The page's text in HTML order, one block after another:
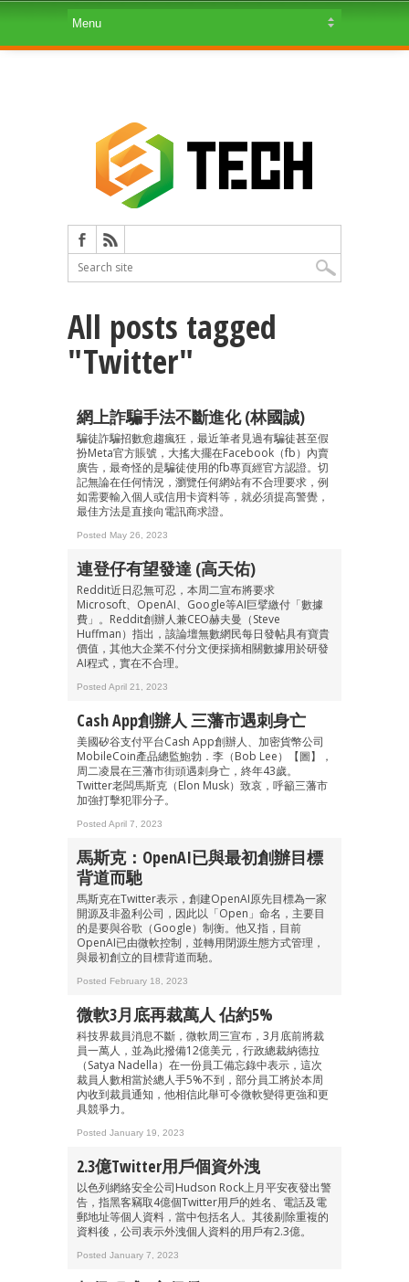
All posts tagged
"Twitter"
網上詐騙手法不斷進化 (林國誠)
騙徒詐騙招數愈趨瘋狂，最近筆者見過有騙徒甚至假
扮Meta官方賬號，大搖大擺在Facebook（fb）內賣
廣告，最奇怪的是騙徒使用的fb專頁經官方認證。切
記無論在任何情況，瀏覽任何網站有不合理要求，例
如需要輸入個人或信用卡資料等，就必須提高警覺，
最佳方法是直接向電訊商求證。
Posted May 26, 2023
連登仔有望發達 (高天佑)
Reddit近日忍無可忍，本周二宣布將要求
Microsoft、OpenAI、Google等AI巨擘繳付「數據
費」。Reddit創辦人兼CEO赫夫曼（Steve
Huffman）指出，該論壇無數網民每日發帖具有寶貴
價值，其他大企業不付分文便採摘相關數據用於研發
AI程式，實在不合理。
Posted April 21, 2023
Cash App創辦人 三藩市遇刺身亡
美國矽谷支付平台Cash App創辦人、加密貨幣公司
MobileCoin產品總監鮑勃．李（Bob Lee）【圖】，
周二凌晨在三藩市街頭遇刺身亡，終年43歲。
Twitter老闆馬斯克（Elon Musk）致哀，呼籲三藩市
加強打擊犯罪分子。
Posted April 7, 2023
馬斯克：OpenAI已與最初創辦目標
背道而馳
馬斯克在Twitter表示，創建OpenAI原先目標為一家
開源及非盈利公司，因此以「Open」命名，主要目
的是要與谷歌（Google）制衡。他又指，目前
OpenAI已由微軟控制，並轉用閉源生態方式管理，
與最初創立的目標背道而馳。
Posted February 18, 2023
微軟3月底再裁萬人 佔約5%
科技界裁員消息不斷，微軟周三宣布，3月底前將裁
員一萬人，並為此撥備12億美元，行政總裁納德拉
（Satya Nadella）在一份員工備忘錄中表示，這次
裁員人數相當於總人手5%不到，部分員工將於本周
內收到裁員通知，他相信此舉可令微軟變得更強和更
具競爭力。
Posted January 19, 2023
2.3億Twitter用戶個資外洩
以色列網絡安全公司Hudson Rock上月平安夜發出警
告，指黑客竊取4億個Twitter用戶的姓名、電話及電
郵地址等個人資料，當中包括名人。其後剔除重複的
資料後，公司表示外洩個人資料的用戶有2.3億。
Posted January 7, 2023